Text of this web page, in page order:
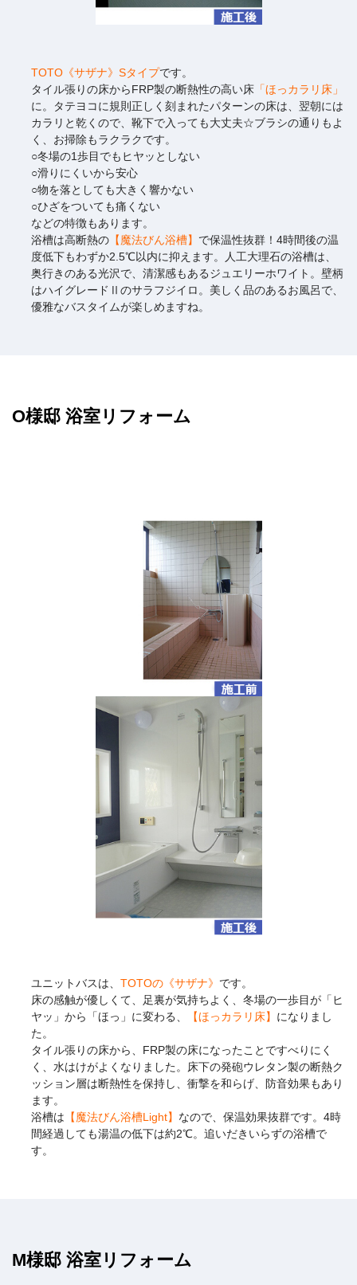
TOTO《サザナ》Sタイプです。
タイル張りの床からFRP製の断熱性の高い床 「ほっカラリ床」
に。タテヨコに規則正しく刻まれたパターンの床は、翌朝には
カラリと乾くので、靴下で入っても大丈夫☆ブラシの通りもよ
く、お掃除もラクラクです。
○冬場の1歩目でもヒヤッとしない
○滑りにくいから安心
○物を落としても大きく響かない
○ひざをついても痛くない
などの特徴もあります。
浴槽は高断熱の 【魔法びん浴槽】 で保温性抜群！4時間後の温
度低下もわずか2.5℃以内に抑えます。人工大理石の浴槽は、
奥行きのある光沢で、清潔感もあるジュエリーホワイト。壁柄
はハイグレードⅡのサラフジイロ。美しく品のあるお風呂で、
優雅なバスタイムが楽しめますね。
O様邸 浴室リフォーム
ユニットバスは、 TOTOの《サザナ》 です。
床の感触が優しくて、足裏が気持ちよく、冬場の一歩目が「ヒ
ヤッ」から「ほっ」に変わる、
【ほっカラリ床】 になりまし
た。
タイル張りの床から、FRP製の床になったことですべりにく
く、水はけがよくなりました。床下の発砲ウレタン製の断熱ク
ッション層は断熱性を保持し、衝撃を和らげ、防音効果もあり
ます。
浴槽は 【魔法びん浴槽Light】 なので、保温効果抜群です。4時
間経過しても湯温の低下は約2℃。追いだきいらずの浴槽で
す。
M様邸 浴室リフォーム